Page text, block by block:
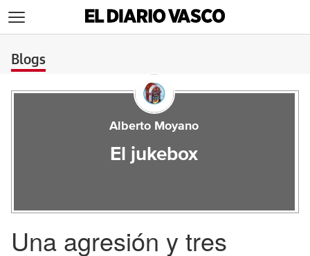
Blogs
Alberto Moyano
El jukebox
Una agresión y tres